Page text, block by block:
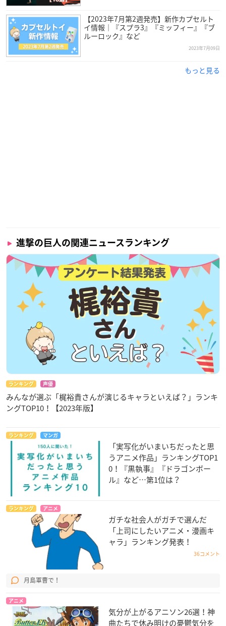
【2023年7月第2週発売】新作カプセルト
イ情報｜『スプラ3』『ミッフィー』『ブ
ルーロック』など
2023年7月09日
もっと見る
進撃の巨人の関連ニュースランキング
ランキング 声優
みんなが選ぶ「梶裕貴さんが演じるキャラといえば？」ランキ
ングTOP10！【2023年版】
ランキング マンガ
「実写化がいまいちだったと思
うアニメ作品」ランキングTOP1
0！『黒執事』『ドラゴンボー
ル』など…第1位は？
ランキング アニメ
ガチな社会人がガチで選んだ
「上司にしたいアニメ・漫画キ
ャラ」ランキング発表！
36コメント
月島軍曹で！
アニメ
気分が上がるアニソン26選！神
曲たちで休み明けの憂鬱気分を